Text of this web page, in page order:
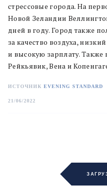
стрессовые города. На
Новой Зеландии
дней в году. Город также
за качество воздуха,
и высокую зарплату. Также
Рейкьявик, Вена и
ИСТОЧНИК EVENING STANDARD
21/06/2022